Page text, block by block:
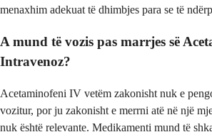
menaxhim adekuat të dhimbjes para se të
A mund të vozis pas marrjes së
Intravenoz?
Acetaminofeni IV vetëm zakonisht nuk e
vozitur, por ju zakonisht e merrni atë në një
nuk është relevante. Medikamenti mund të